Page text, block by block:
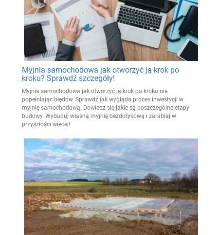
Myjnia samochodowa jak otworzyć ją krok po
kroku? Sprawdź szczegóły!
Myjnia samochodowa jak otworzyć ją krok po kroku nie
popełniając błędów. Sprawdź jak wygląda proces inwestycji w
myjnię samochodową. Dowiedz się jakie są poszczególne etapy
budowy. Wybuduj własną myjnię bezdotykową i zarabiaj w
przyszłości więcej!